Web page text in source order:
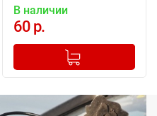
В наличии
60 р.
+
Добавлено в корзину